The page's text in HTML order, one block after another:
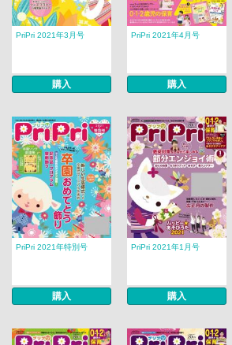
PriPri 2021年3月号
購入
PriPri 2021年4月号
購入
PriPri 2021年特別号
購入
PriPri 2021年1月号
購入